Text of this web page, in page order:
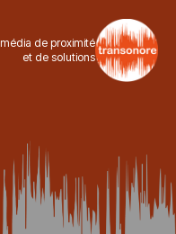
média de proximité
et de solutions